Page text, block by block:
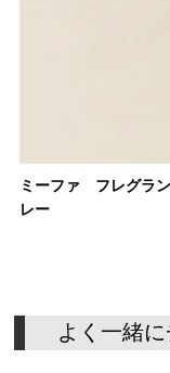
ミーファ フレグラ
レー
よ く 一緒に